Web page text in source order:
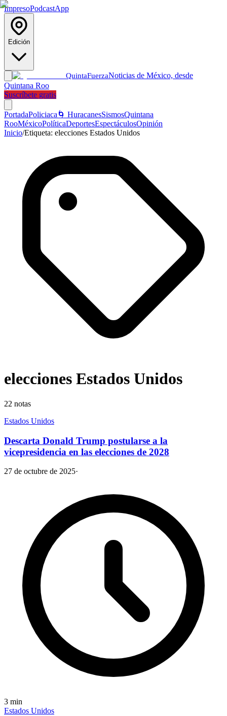
ImpresoPodcastApp
Edición
QuintaFuerzaNoticias de México, desde
Quintana Roo
Suscríbete gratis
PortadaPoliciaca 🌀 HuracanesSismosQuintana
RooMéxicoPolíticaDeportesEspectáculosOpinión
Inicio/Etiqueta: elecciones Estados Unidos
elecciones Estados Unidos
22 notas
Estados Unidos
Descarta Donald Trump postularse a la
vicepresidencia en las elecciones de 2028
27 de octubre de 2025·
3 min
Estados Unidos